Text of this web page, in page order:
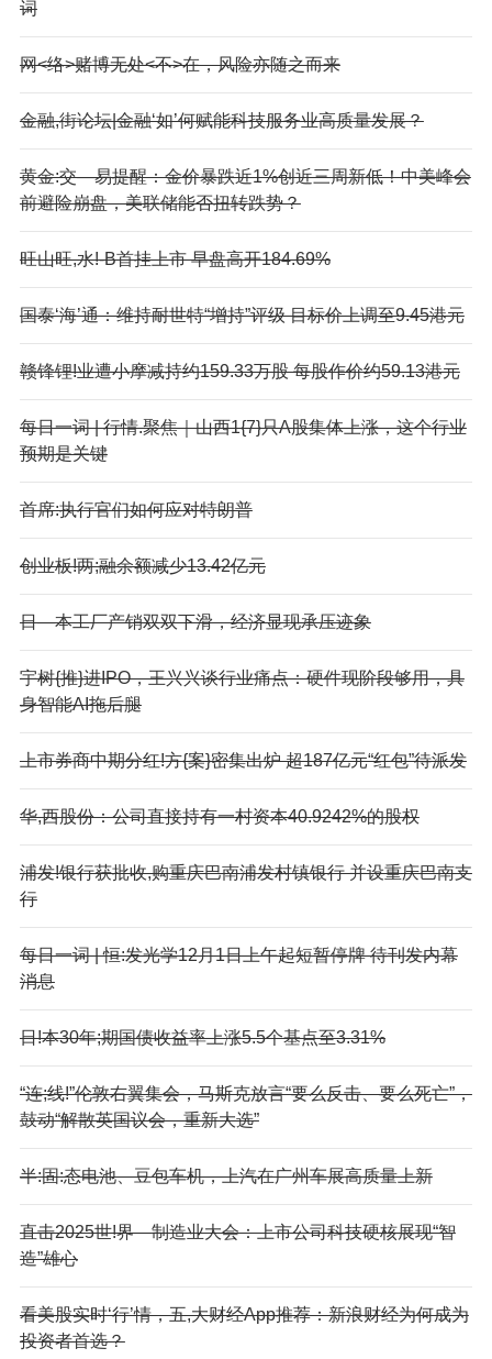
词
网<络>赌博无处<不>在，风险亦随之而来
金融,街论坛|金融‘如’何赋能科技服务业高质量发展？
黄金:交—易提醒：金价暴跌近1%创近三周新低！中美峰会
前避险崩盘，美联储能否扭转跌势？
旺山旺,水!-B首挂上市 早盘高开184.69%
国泰‘海’通：维持耐世特“增持”评级 目标价上调至9.45港元
赣锋锂!业遭小摩减持约159.33万股 每股作价约59.13港元
每日一词 | 行情.聚焦｜山西1{7}只A股集体上涨，这个行业
预期是关键
首席:执行官们如何应对特朗普
创业板!两;融余额减少13.42亿元
日—本工厂产销双双下滑，经济显现承压迹象
宇树{推}进IPO，王兴兴谈行业痛点：硬件现阶段够用，具
身智能AI拖后腿
上市券商中期分红!方{案}密集出炉 超187亿元“红包”待派发
华,西股份：公司直接持有一村资本40.9242%的股权
浦发!银行获批收,购重庆巴南浦发村镇银行 并设重庆巴南支
行
每日一词 | 恒:发光学12月1日上午起短暂停牌 待刊发内幕
消息
日!本30年;期国债收益率上涨5.5个基点至3.31%
“连;线!”伦敦右翼集会，马斯克放言“要么反击、要么死亡”，
鼓动“解散英国议会，重新大选”
半:固:态电池、豆包车机，上汽在广州车展高质量上新
直击2025世!界—制造业大会：上市公司科技硬核展现“智
造”雄心
看美股实时‘行’情，五,大财经App推荐：新浪财经为何成为
投资者首选？